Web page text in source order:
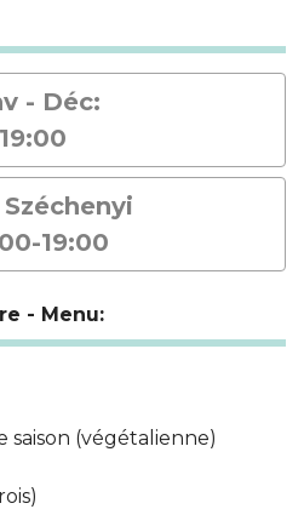
- Déc:
19:00
19:00
- Menu:
saison (végétalienne)